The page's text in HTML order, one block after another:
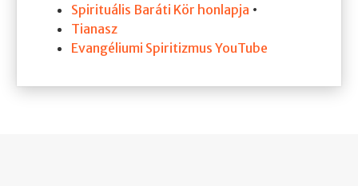
Spirituális Baráti Kör honlapja •
Tianasz
Evangéliumi Spiritizmus YouTube